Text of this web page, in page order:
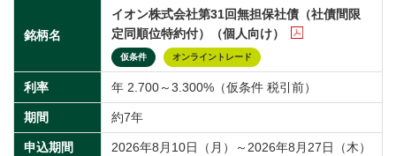
銘柄名
イオン株式会社第31回無担保社債（社債間限
定同順位特約付）（個人向け）
仮条件 オンライントレード
利率 年 2.700～3.300%（仮条件 税引前）
期間 約7年
申込期間 2026年8月10日（月）～2026年8月27日（木）